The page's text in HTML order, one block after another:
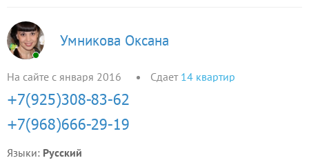
Умникова Оксана
На сайте с января 2016 Сдает 14 квартир
Языки: Русский